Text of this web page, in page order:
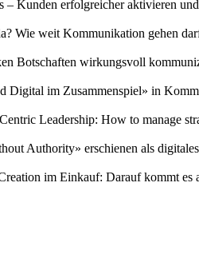
– Kunden erfolgreicher aktivieren
Wie weit Kommunikation gehen
Botschaften wirkungsvoll
Digital im Zusammenspiel» in
Leadership: How to manage
Authority» erschienen als
im Einkauf: Darauf kommt es